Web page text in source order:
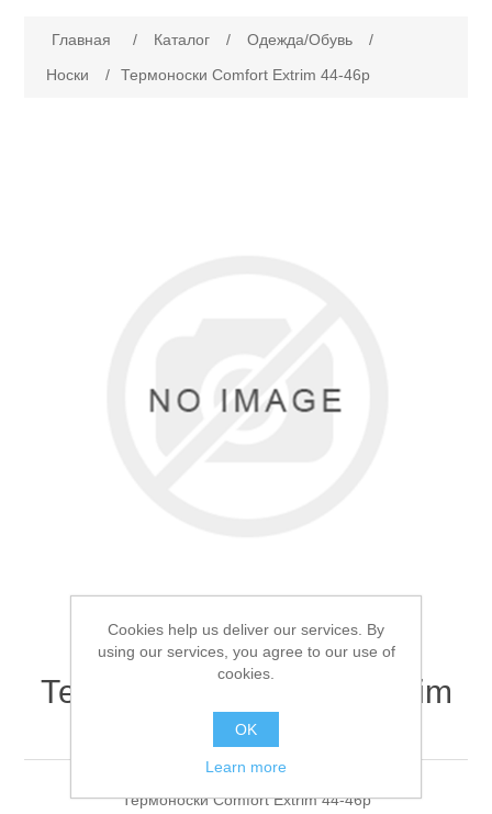
Каталог
Главная / Каталог / Одежда/Обувь
/
Носки
/ Термоноски Comfort Extrim 44-46р
Термоноски Comfort Extrim
44-46р
Термоноски Comfort Extrim 44-46р
Cookies help us deliver our services. By
using our services, you agree to our use of
cookies.
OK
Learn more